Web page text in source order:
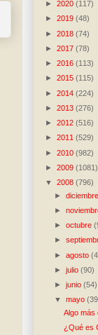
► 2020 (117)
► 2019 (48)
► 2018 (74)
► 2017 (78)
► 2016 (113)
► 2015 (115)
► 2014 (224)
► 2013 (276)
► 2012 (516)
► 2011 (529)
► 2010 (982)
► 2009 (1081)
▼ 2008 (796)
►
►
►octubre
►
►agosto
►julio(90)
►junio(54)
▼mayo
Algo más
¿Qué es